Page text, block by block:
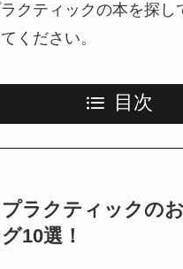
クティックの本を探し
ください。
目次
ラクティックの
10選！